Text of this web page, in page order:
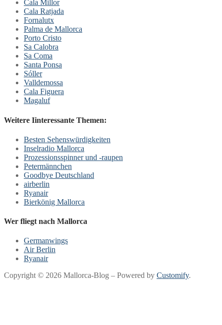
Cala Millor
Cala Ratjada
Fornalutx
Palma de Mallorca
Porto Cristo
Sa Calobra
Sa Coma
Santa Ponsa
Sóller
Valldemossa
Cala Figuera
Magaluf
Weitere Iinteressante Themen:
Besten Sehenswürdigkeiten
Inselradio Mallorca
Prozessionsspinner und -raupen
Petermännchen
Goodbye Deutschland
airberlin
Ryanair
Bierkönig Mallorca
Wer fliegt nach Mallorca
Germanwings
Air Berlin
Ryanair
Copyright © 2026 Mallorca-Blog – Powered by Customify.